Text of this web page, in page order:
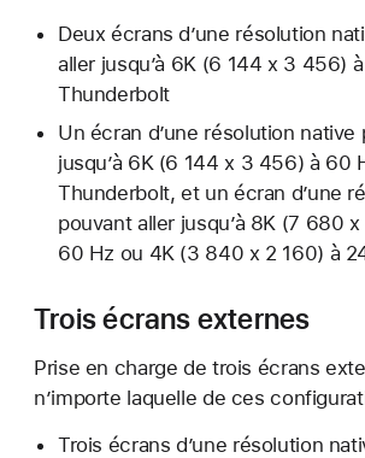
Deux écrans d’une résolution
aller jusqu’à 6K (6 144 x 3 456)
Thunderbolt
Un écran d’une résolution native
jusqu’à 6K (6 144 x 3 456) à 60
Thunderbolt, et un écran d’une
pouvant aller jusqu’à 8K (7 680
60 Hz ou 4K (3 840 x 2 160) à
Trois écrans externes
Prise en charge de trois écrans
n’importe laquelle de ces
Trois écrans d’une résolution